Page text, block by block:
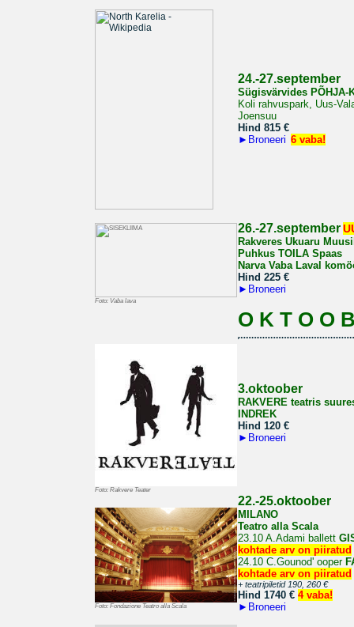
24.-27.september
Sügisvärvides PÕHJA-
Koli rahvuspark, Uus-
Joensuu
Hind 815 €
► Broneeri 6 vaba!
Foto: Vaba lava
26.-27.september
Rakveres Ukuaru
Puhkus TOILA Spaas
Narva Vaba Laval
Hind 225 €
► Broneeri
O K T O O
Foto: Rakvere Teater
3.oktoober
RAKVERE teatris
INDREK
Hind 120 €
► Broneeri
Foto: Fondazione Teatro alla Scala
22.-25.oktoober
MILANO
Teatro alla Scala
23.10 A.Adami ballett
kohtade arv on piiratud
24.10 C.Gounod' ooper
kohtade arv on piiratud
+ teatripiletid 190, 260 €
Hind 1740 € 4 vaba!
► Broneeri